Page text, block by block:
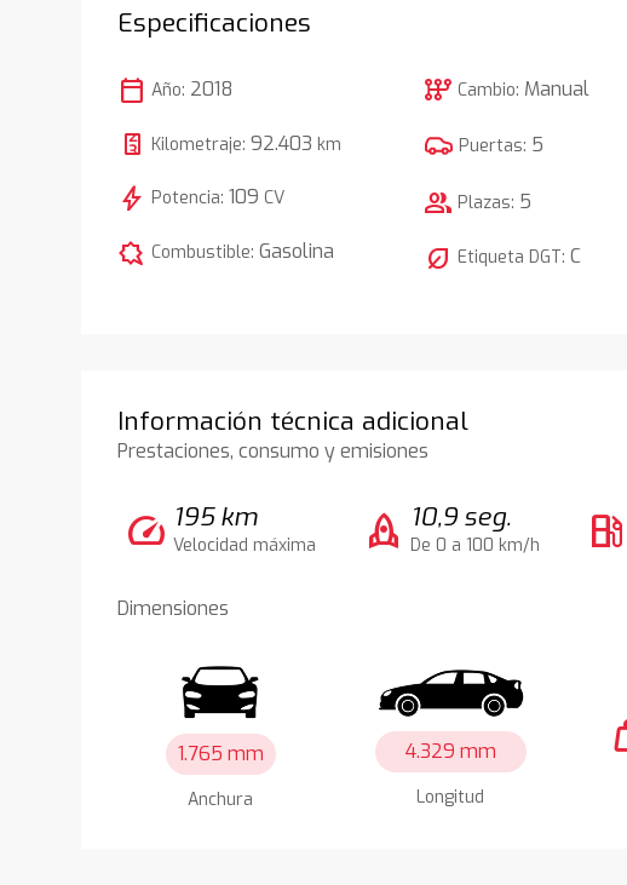
Especificaciones
calendar_today Año: 2018
Kilometraje:92.403 km
bolt Potencia:109 CV
comic_bubble Combustible:Gasolina
auto_transmission Cambio: Manual
Puertas: 5
group Plazas: 5
nest_eco_leaf Etiqueta DGT:C
Información técnica adicional
Prestaciones, consumo y emisiones
speed 195 km
Velocidad máxima rocket 10,9 seg.
De 0 a 100 km/h local_gas_station
Dimensiones
1.765 mm
Anchura
4.329 mm
Longitud